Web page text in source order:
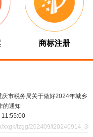
商标注册
市税务局关于做好2024年城乡
的通知
11:55:00
xxgk/tzgg/202409/